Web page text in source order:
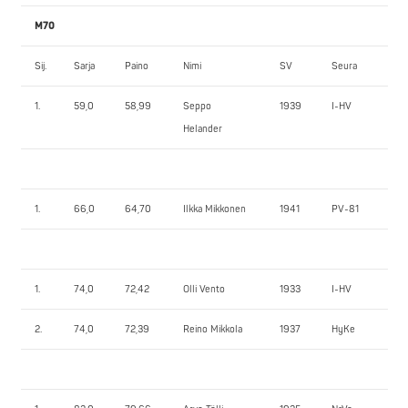
M70
Sij. Sarja Paino Nimi SV Seura
1. 59,0 58,99
Seppo
Helander
1939 I-HV
1. 66,0 64,70 Ilkka Mikkonen 1941 PV-81
1. 74,0 72,42 Olli Vento 1933 I-HV
2. 74,0 72,39 Reino Mikkola 1937 HyKe